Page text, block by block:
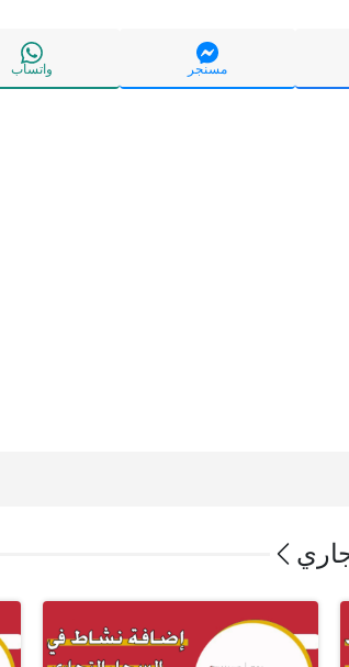
مسنجر واتساب